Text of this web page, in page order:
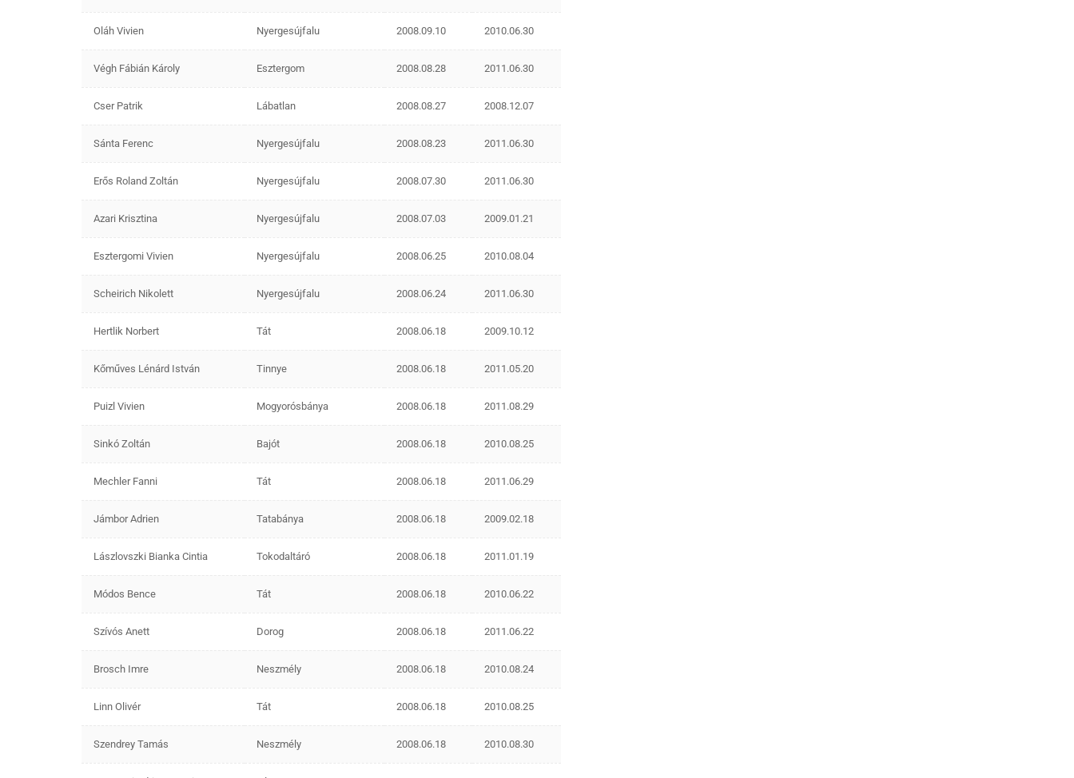
Oláh Vivien Nyergesújfalu 2008.09.10 2010.06.30
Végh Fábián Károly Esztergom 2008.08.28 2011.06.30
Cser Patrik Lábatlan 2008.08.27 2008.12.07
Sánta Ferenc Nyergesújfalu 2008.08.23 2011.06.30
Erős Roland Zoltán Nyergesújfalu 2008.07.30 2011.06.30
Azari Krisztina Nyergesújfalu 2008.07.03 2009.01.21
Esztergomi Vivien Nyergesújfalu 2008.06.25 2010.08.04
Scheirich Nikolett Nyergesújfalu 2008.06.24 2011.06.30
Hertlik Norbert Tát 2008.06.18 2009.10.12
Kőműves Lénárd István Tinnye 2008.06.18 2011.05.20
Puizl Vivien Mogyorósbánya 2008.06.18 2011.08.29
Sinkó Zoltán Bajót 2008.06.18 2010.08.25
Mechler Fanni Tát 2008.06.18 2011.06.29
Jámbor Adrien Tatabánya 2008.06.18 2009.02.18
Lászlovszki Bianka Cintia Tokodaltáró 2008.06.18 2011.01.19
Módos Bence Tát 2008.06.18 2010.06.22
Szívós Anett Dorog 2008.06.18 2011.06.22
Brosch Imre Neszmély 2008.06.18 2010.08.24
Linn Olivér Tát 2008.06.18 2010.08.25
Szendrey Tamás Neszmély 2008.06.18 2010.08.30